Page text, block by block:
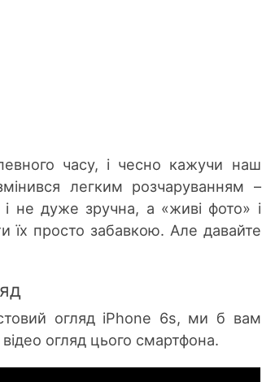
часу, і чесно кажучи наш
легким розчаруванням –
не дуже зручна, а «живі фото» і
їх просто забавкою. Але давайте
огляд iPhone 6s, ми б вам
огляд цього смартфона.